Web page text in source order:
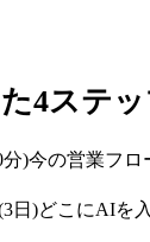
4ステッ
分)今の営業フロ
日)どこにAIを